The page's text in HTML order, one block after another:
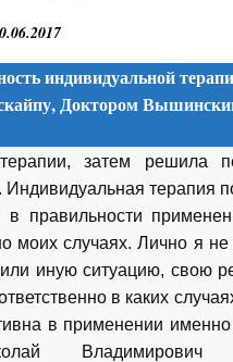
индивидуальной
Доктором
затем решила
терапия
в правильности
моих случаях. Лично я не
иную ситуацию, свою
в каких
в применении именно
Владимирович